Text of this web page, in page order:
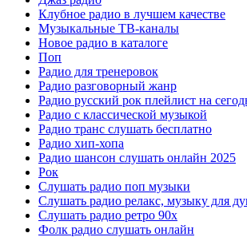
Клубное радио в лучшем качестве
Музыкальные ТВ-каналы
Новое радио в каталоге
Поп
Радио для тренеровок
Радио разговорный жанр
Радио русский рок плейлист на
Радио с классической музыкой
Радио транс слушать бесплатно
Радио хип-хопа
Радио шансон слушать онлайн 2025
Рок
Слушать радио поп музыки
Слушать радио релакс, музыку для
Слушать радио ретро 90х
Фолк радио слушать онлайн